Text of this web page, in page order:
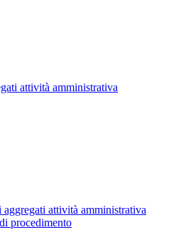
attività amministrativa
aggregati attività amministrativa
procedimento